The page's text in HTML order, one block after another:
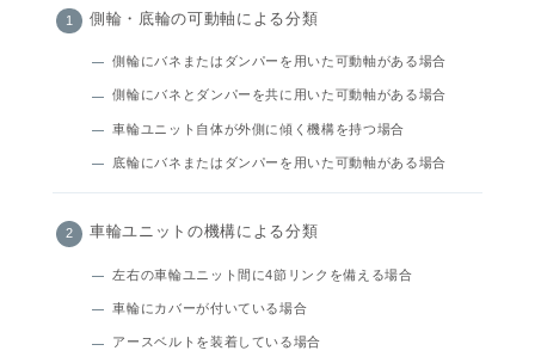
側輪・底輪の可動軸による分類
側輪にバネまたはダンパーを用いた可動軸がある場合
側輪にバネとダンパーを共に用いた可動軸がある場合
車輪ユニット自体が外側に傾く機構を持つ場合
底輪にバネまたはダンパーを用いた可動軸がある場合
車輪ユニットの機構による分類
左右の車輪ユニット間に4節リンクを備える場合
車輪にカバーが付いている場合
アースベルトを装着している場合